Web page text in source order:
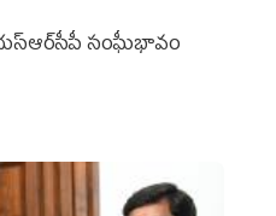
సంఘీభావం